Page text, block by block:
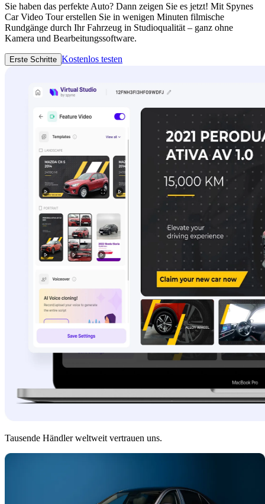
Sie haben das perfekte Auto? Dann zeigen Sie es jetzt! Mit Spynes
Car Video Tour erstellen Sie in wenigen Minuten filmische
Rundgänge durch Ihr Fahrzeug in Studioqualität – ganz ohne
Kamera und Bearbeitungssoftware.
Erste Schritte Kostenlos testen
Tausende Händler weltweit vertrauen uns.